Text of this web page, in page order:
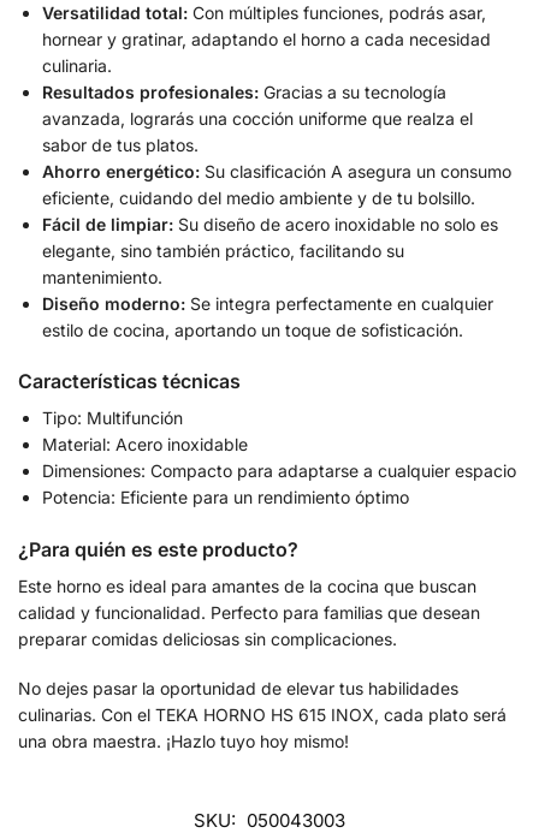
Versatilidad total: Con múltiples funciones, podrás asar,
hornear y gratinar, adaptando el horno a cada necesidad
culinaria.
Resultados profesionales: Gracias a su tecnología
avanzada, lograrás una cocción uniforme que realza el
sabor de tus platos.
Ahorro energético: Su clasificación A asegura un consumo
eficiente, cuidando del medio ambiente y de tu bolsillo.
Fácil de limpiar: Su diseño de acero inoxidable no solo es
elegante, sino también práctico, facilitando su
mantenimiento.
Diseño moderno: Se integra perfectamente en cualquier
estilo de cocina, aportando un toque de sofisticación.
Características técnicas
Tipo: Multifunción
Material: Acero inoxidable
Dimensiones: Compacto para adaptarse a cualquier espacio
Potencia: Eficiente para un rendimiento óptimo
¿Para quién es este producto?
Este horno es ideal para amantes de la cocina que buscan
calidad y funcionalidad. Perfecto para familias que desean
preparar comidas deliciosas sin complicaciones.
No dejes pasar la oportunidad de elevar tus habilidades
culinarias. Con el TEKA HORNO HS 615 INOX, cada plato será
una obra maestra. ¡Hazlo tuyo hoy mismo!
SKU: 050043003